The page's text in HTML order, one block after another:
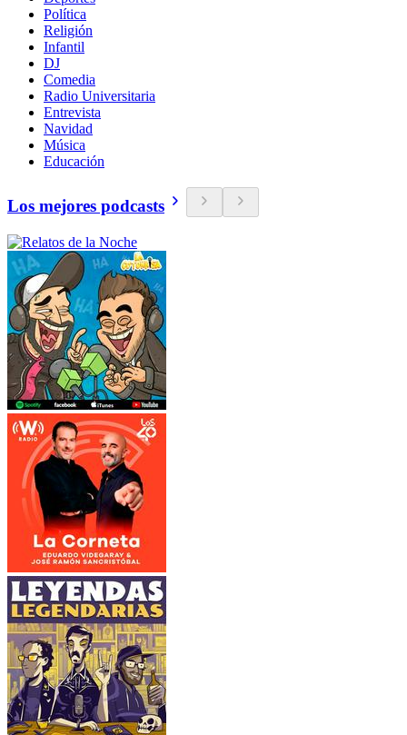
Política
Religión
Infantil
DJ
Comedia
Radio Universitaria
Entrevista
Navidad
Música
Educación
Los mejores podcasts